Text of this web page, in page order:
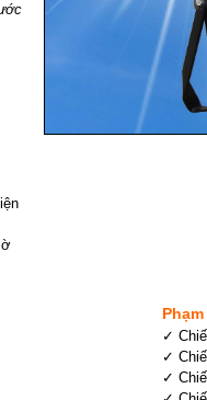
✓
✓
✓